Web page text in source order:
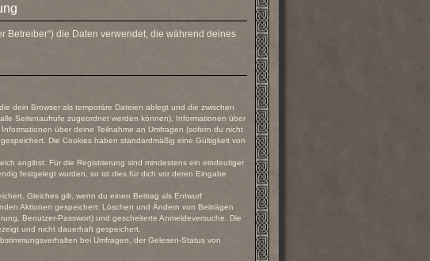
Betreiber“) die Daten verwendet, die während deines
dein Browser als temporäre Dateien ablegt und die zwischen
Seitenaufrufe zugeordnet werden können), Informationen über
über deine Teilnahme an Umfragen (sofern du nicht
Die Cookies haben standardmäßig eine Gültigkeit von
angibst. Für die Registrierung sind mindestens ein eindeutiger
festgelegt wurden, so ist dies für dich vor deren Eingabe
Gleiches gilt, wenn du einen Beitrag als Entwurf
Aktionen gespeichert: Löschen und Ändern von Beiträgen
Benutzer-Passwort) und gescheiterte Anmeldeversuche. Die
und nicht dauerhaft gespeichert.
bei Umfragen, der Gelesen-Status von